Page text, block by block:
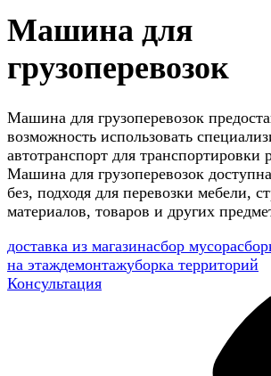
Машина для
грузоперевозок
Машина для грузоперевозок
возможность использовать
автотранспорт для транспортировки
Машина для грузоперевозок
без, подходя для перевозки мебели,
материалов, товаров и других
доставка из магазинасбор мусора
на этаждемонтажуборка территорий
Консультация